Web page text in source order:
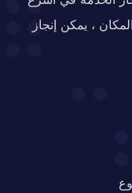
، يمكن إنجاز